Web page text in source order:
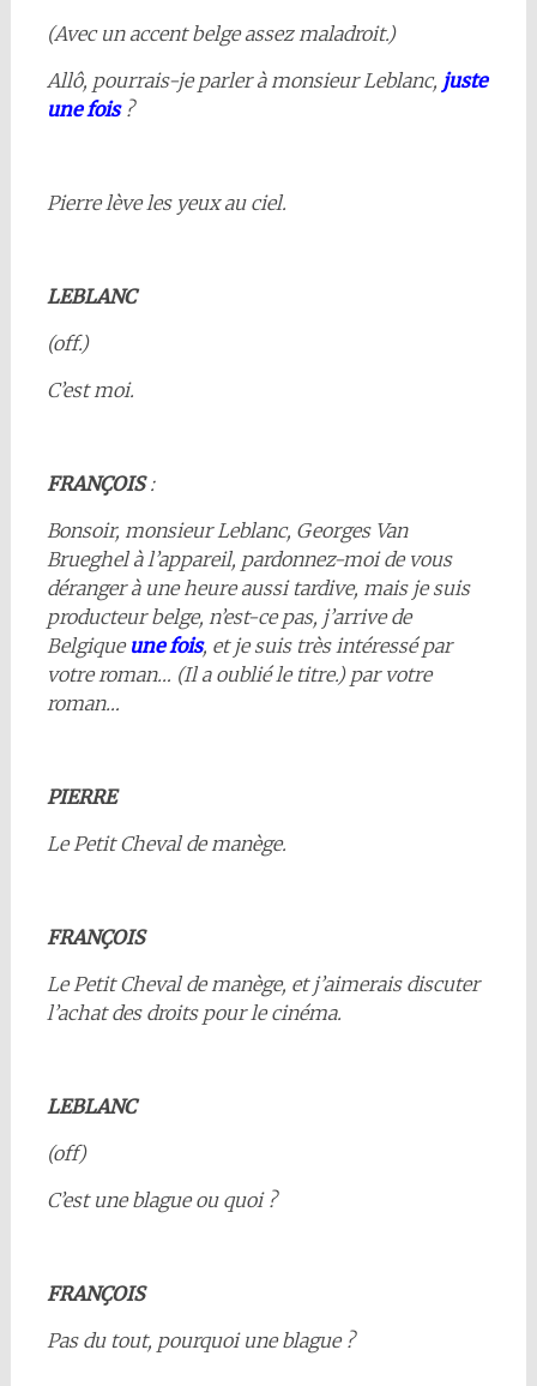
(Avec un accent belge assez maladroit.)
Allô, pourrais-je parler à monsieur Leblanc, juste
une fois?
Pierre lève les yeux au ciel.
LEBLANC
(off.)
C’est moi.
FRANÇOIS:
Bonsoir, monsieur Leblanc, Georges Van
Brueghel à l’appareil, pardonnez-moi de vous
déranger à une heure aussi tardive, mais je suis
producteur belge, n’est-ce pas, j’arrive de
Belgique une fois, et je suis très intéressé par
votre roman… (Il a oublié le titre.) par votre
roman…
PIERRE
Le Petit Cheval de manège.
FRANÇOIS
Le Petit Cheval de manège, et j’aimerais discuter
l’achat des droits pour le cinéma.
LEBLANC
(off)
C’est une blague ou quoi ?
FRANÇOIS
Pas du tout, pourquoi une blague ?